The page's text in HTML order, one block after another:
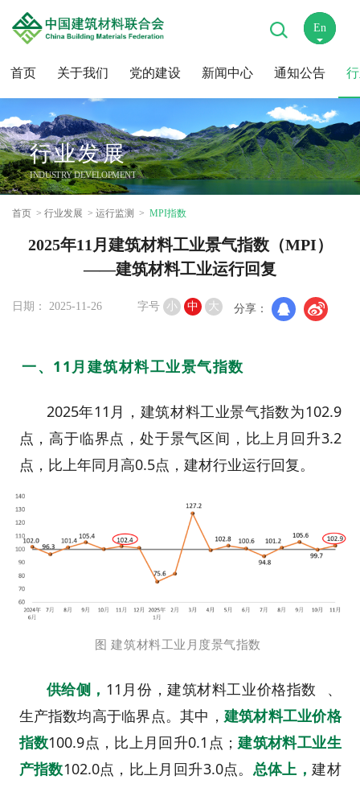
首页 关于我们 党的建设 新闻中心 通知公告
En
中
行业发展
INDUSTRY DEVELOPMENT
首页 行业发展 运行监测 MPI指数
2025年11月建筑材料工业景气指数（MPI）
——建筑材料工业运行回复
日期： 2025-11-26 字号 小 中 大 分享：
一、11月建筑材料工业景气指数
2025年11月，建筑材料工业景气指数为102.9
点， 高于临界点，处于景气区间，比上月回升3.2
点，比上年同月高0.5点，建材行业运行回复。
图 建筑材料工业月度景气指数
供给侧 ， 11月份，建筑材料工业价格指数
、
生产指数均高于临界点。其中， 建筑材料工业价格
指数100.9点，比上月回升0.1点； 建筑材料工业生
产指数102.0点，比上月回升3.0点。 总体上 ，建材